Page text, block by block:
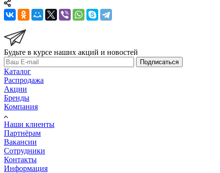
Будьте в курсе наших акций и новостей
Подписаться
Каталог
Распродажа
Акции
Бренды
Компания
Наши клиенты
Партнёрам
Вакансии
Сотрудники
Контакты
Информация